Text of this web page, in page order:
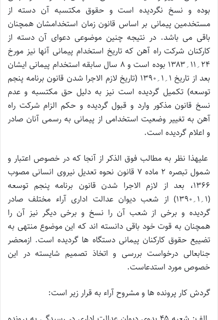
بوده و نسخ نگردیده است و حقوق مکتسبه آن دسته از
مستخدمین پیمانی بر اساس قانون زمان استخدامشان همچنان
باقی می باشد. در نتیجه چنین موضوعی دعوای آن دسته از
کارکنان شرکت راه آهن که تاریخ استخدام پیمانی آنها نیز مورخ
۲۴؍۱۱؍۱۳۸۳ بوده است و ۸ سال سابقه استخدام پیمانی ایشان
بعد از تاریخ ۱؍۱؍۱۳۹۰ (تاریخ لازم الاجرا شدن قانون برنامه پنجم
توسعه) تکمیل گردیده است نیز به دلیل حق مکتسبه و عدم
نسخ قانون مذکور وارد و قبول گردیده و حکم الزام شرکت راه
آهن به تغییر وضعیت استخدامی از پیمانی به رسمی آنان صادر
و اعلام گردیده است.
علیهذا نظر به مطالب فوق الذکر از آنجا که در خصوص اعتبار و
شمول تبصره ۲ ماده ۷ قانون نحوه تعدیل نیروی انسانی مصوب
۱۳۶۶، بعد از لازم الاجرا شدن قانون برنامه پنجم توسعه
(۱؍۱؍۱۳۹۰) از شعب دیوان عدالت اداری آراء مختلف صادر
گردیده و برخی از شعب آن را نسخ و برخی دیگر نیز آن را
همچنان به قوت خود باقی دانسته اند که این موضوع منتهی به
تضییع حقوق کارکنان پیمانی دستگاه ها گردیده است. ازمحضر
جنابعالی درخواست بررسی و اتخاذ تصمیم شایسته در این
خصوص مورد استدعاست.
گردش کار پرونده ها و مشروح آراء به قرار زیر است: